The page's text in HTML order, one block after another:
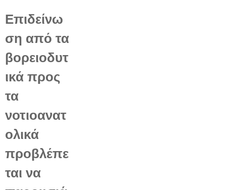
Επιδείνω
ση από τα
βορειοδυτ
ικά προς
τα
νοτιοανατ
ολικά
προβλέπε
ται να